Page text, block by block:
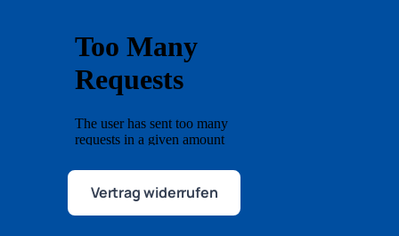
Vertrag widerrufen